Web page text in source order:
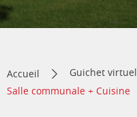
Accueil Guichet virtuel
Salle communale + Cuisine